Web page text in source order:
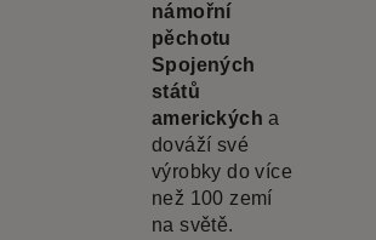
námořní
pěchotu
Spojených
států
amerických a
dováží své
výrobky do více
než 100 zemí
na světě.